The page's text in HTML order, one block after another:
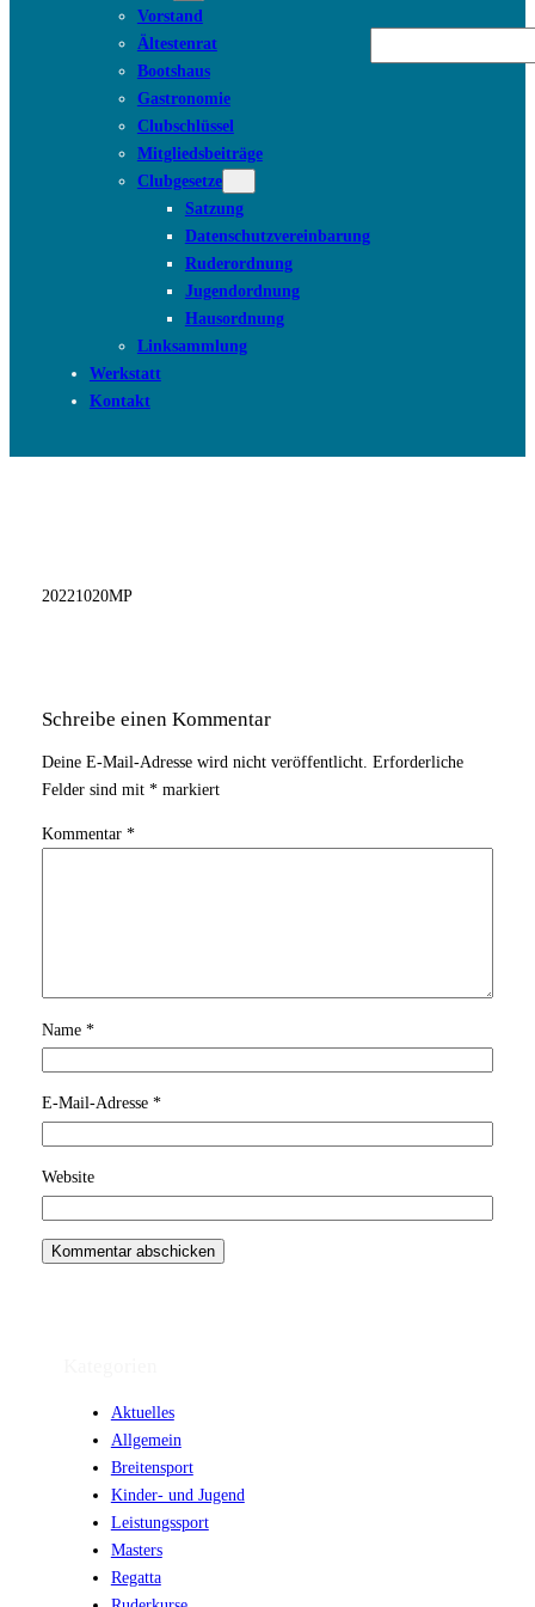
Vorstand
Ältestenrat
Bootshaus
Gastronomie
Clubschlüssel
Mitgliedsbeiträge
Clubgesetze
Satzung
Datenschutzvereinbarung
Ruderordnung
Jugendordnung
Hausordnung
Linksammlung
Werkstatt
Kontakt
20221020MP
Schreibe einen Kommentar
Deine E-Mail-Adresse wird nicht veröffentlicht. Erforderliche
Felder sind mit *markiert
Kommentar *
Name *
E-Mail-Adresse *
Website
Aktuelles
Allgemein
Breitensport
Kinder- und Jugend
Leistungssport
Masters
Regatta